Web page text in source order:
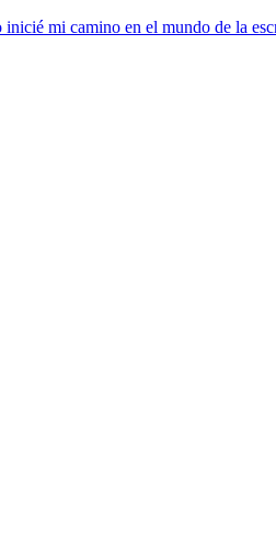
mi camino en el mundo de la